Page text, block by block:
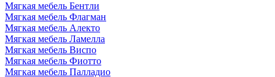
Мягкая мебель Бентли
Мягкая мебель Флагман
Мягкая мебель Алекто
Мягкая мебель Ламелла
Мягкая мебель Виспо
Мягкая мебель Фиотто
Мягкая мебель Палладио